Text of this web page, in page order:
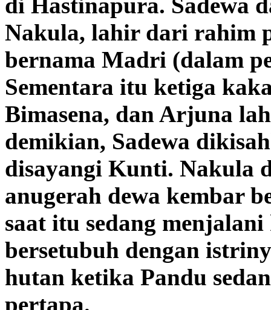
Nakula, lahir dari rahim
bernama Madri (dalam
Sementara itu ketiga
Bimasena, dan Arjuna
demikian, Sadewa
disayangi Kunti. Nakula
anugerah dewa kembar
saat itu sedang
bersetubuh dengan
hutan ketika Pandu
pertapa.